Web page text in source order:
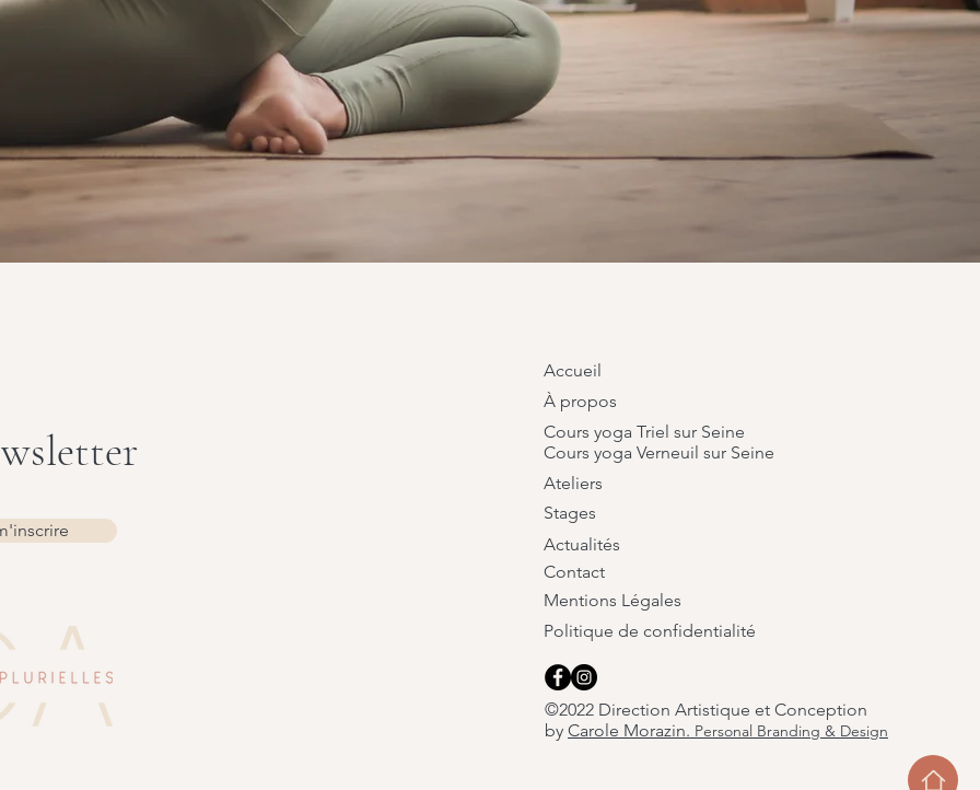
Accueil
À propos
Cours yoga Triel sur Seine
Cours yoga Verneuil sur Seine
Ateliers
Stages
Actualités
Contact
Mentions Légales
Politique de confidentialité
©2022 Direction Artistique et Conception
by Carole Morazin. Personal Branding & Design